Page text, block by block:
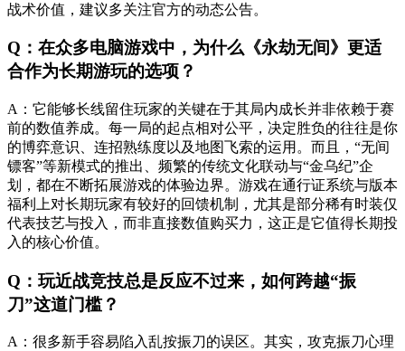
战术价值，建议多关注官方的动态公告。
Q：在众多电脑游戏中，为什么《永劫无间》更适
合作为长期游玩的选项？
A：它能够长线留住玩家的关键在于其局内成长并非依赖于赛
前的数值养成。每一局的起点相对公平，决定胜负的往往是你
的博弈意识、连招熟练度以及地图飞索的运用。而且，“无间
镖客”等新模式的推出、频繁的传统文化联动与“金乌纪”企
划，都在不断拓展游戏的体验边界。游戏在通行证系统与版本
福利上对长期玩家有较好的回馈机制，尤其是部分稀有时装仅
代表技艺与投入，而非直接数值购买力，这正是它值得长期投
入的核心价值。
Q：玩近战竞技总是反应不过来，如何跨越“振
刀”这道门槛？
A：很多新手容易陷入乱按振刀的误区。其实，攻克振刀心理